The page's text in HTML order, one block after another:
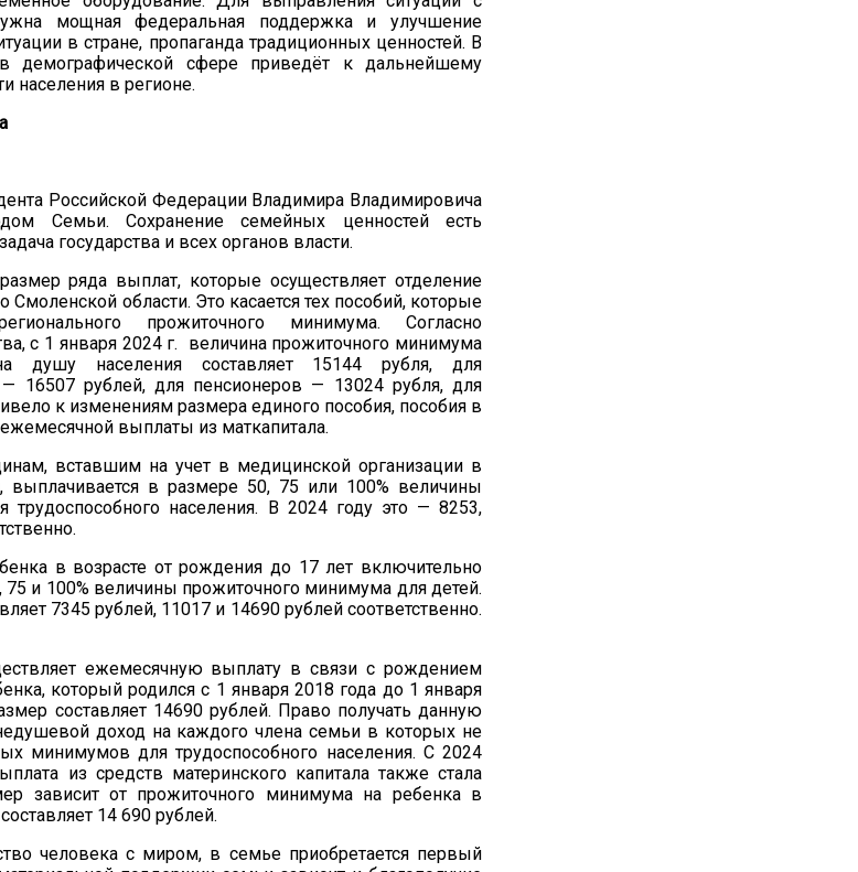
мощная федеральная поддержка и улучшение
в стране, пропаганда традиционных ценностей. В
демографической сфере приведёт к дальнейшему
населения в регионе.
Российской Федерации Владимира Владимировича
Семьи. Сохранение семейных ценностей есть
государства и всех органов власти.
ряда выплат, которые осуществляет отделение
области. Это касается тех пособий, которые
прожиточного минимума. Согласно
с 1 января 2024 г. величина прожиточного минимума
душу населения составляет 15144 рубля, для
— 16507 рублей, для пенсионеров — 13024 рубля, для
к изменениям размера единого пособия, пособия в
выплаты из маткапитала.
вставшим на учет в медицинской организации в
выплачивается в размере 50, 75 или 100% величины
трудоспособного населения. В 2024 году это — 8253,
в возрасте от рождения до 17 лет включительно
75 и 100% величины прожиточного минимума для детей.
7345 рублей, 11017 и 14690 рублей соответственно.
ежемесячную выплату в связи с рождением
который родился c 1 января 2018 года до 1 января
составляет 14690 рублей. Право получать данную
доход на каждого члена семьи в которых не
минимумов для трудоспособного населения. С 2024
из средств материнского капитала также стала
зависит от прожиточного минимума на ребенка в
14 690 рублей.
человека с миром, в семье приобретается первый